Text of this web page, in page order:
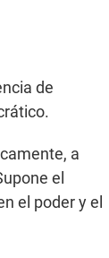
de
a
el
el poder y el